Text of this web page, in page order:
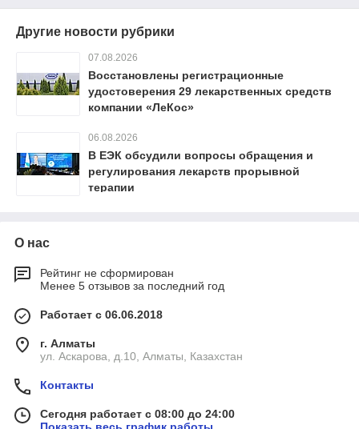
Другие новости рубрики
07.08.2026
Восстановлены регистрационные
удостоверения 29 лекарственных средств
компании «ЛеКос»
06.08.2026
В ЕЭК обсудили вопросы обращения и
регулирования лекарств прорывной
терапии
О нас
Рейтинг не сформирован
Менее 5 отзывов за последний год
Работает с 06.06.2018
г. Алматы
ул. Аскарова, д.10, Алматы, Казахстан
Контакты
Сегодня работает с 08:00 до 24:00